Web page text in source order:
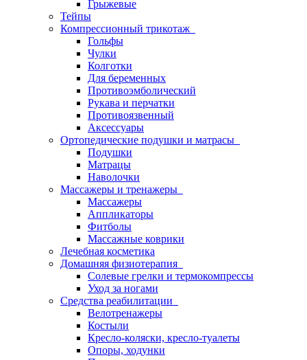
Грыжевые
Тейпы
Компрессионный трикотаж
Гольфы
Чулки
Колготки
Для беременных
Противоэмболический
Рукава и перчатки
Противоязвенный
Аксессуары
Ортопедические подушки и матрасы
Подушки
Матрацы
Наволочки
Массажеры и тренажеры
Массажеры
Аппликаторы
Фитболы
Массажные коврики
Лечебная косметика
Домашняя физиотерапия
Солевые грелки и термокомпрессы
Уход за ногами
Средства реабилитации
Велотренажеры
Костыли
Кресло-коляски, кресло-туалеты
Опоры, ходунки